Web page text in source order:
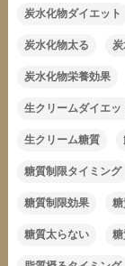
炭水化物ダイエット
炭水化物太る
炭水化物栄養効果
生クリームダイエッ
生クリーム糖質
糖質制限タイミング
糖質制限効果
糖質太らない 糖